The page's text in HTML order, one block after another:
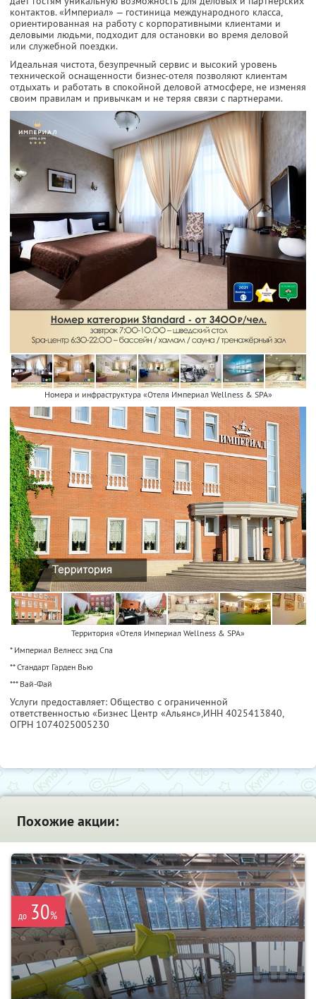
контактов. «Империал» — гостиница международного класса,
ориентированная на работу с корпоративными клиентами и
деловыми людьми, подходит для остановки во время деловой
или служебной поездки.
Идеальная чистота, безупречный сервис и высокий уровень
технической оснащенности бизнес-отеля позволяют клиентам
отдыхать и работать в спокойной деловой атмосфере, не изменяя
своим правилам и привычкам и не теряя связи с партнерами.
Номера и инфраструктура «Отеля Империал Wellness & SPA»
Территория «Отеля Империал Wellness & SPA»
* Империал Велнесс энд Спа
** Стандарт Гарден Вью
*** Вай-Фай
Услуги предоставляет: Общество с ограниченной
ответственностью «Бизнес Центр «Альянс»,ИНН 4025413840,
ОГРН 1074025005230
Похожие акции:
до 30%